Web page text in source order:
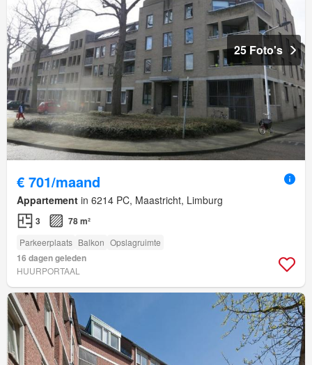
25 Foto's
€ 701/maand
Appartement in 6214 PC, Maastricht, Limburg
3 78 m²
Parkeerplaats Balkon Opslagruimte
16 dagen geleden
HUURPORTAAL